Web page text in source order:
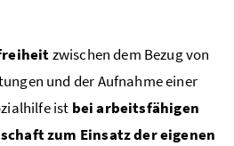
zwischen dem Bezug von
und der Aufnahme einer
ist bei arbeitsfähigen
zum Einsatz der eigenen